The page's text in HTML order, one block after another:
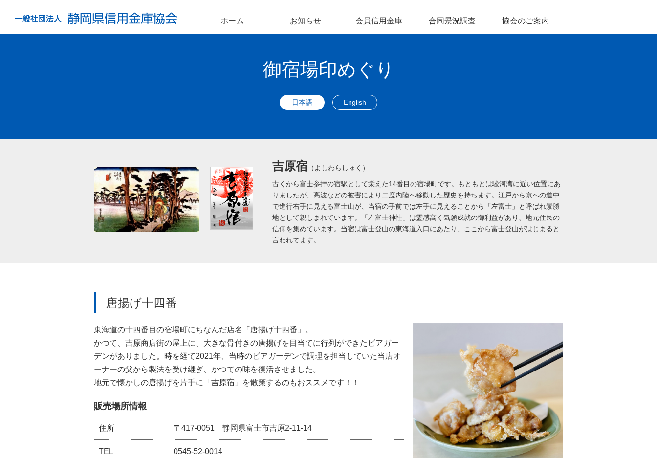
ホーム お知らせ 会員信用金庫 合同景況調査 協会のご案内
御宿場印めぐり
日本語 English
吉原宿 （よしわらしゅく）
古くから富士参拝の宿駅として栄えた14番目の宿場町です。もともとは駿河湾に近い位置にあ
りましたが、高波などの被害により二度内陸へ移動した歴史を持ちます。江戸から京への道中
で進行右手に見える富士山が、当宿の手前では左手に見えることから「左富士」と呼ばれ景勝
地として親しまれています。「左富士神社」は霊感高く気願成就の御利益があり、地元住民の
信仰を集めています。当宿は富士登山の東海道入口にあたり、ここから富士登山がはじまると
言われてます。
唐揚げ十四番
東海道の十四番目の宿場町にちなんだ店名「唐揚げ十四番」。
かつて、吉原商店街の屋上に、大きな骨付きの唐揚げを目当てに行列ができたビアガー
デンがありました。時を経て2021年、当時のビアガーデンで調理を担当していた当店オ
ーナーの父から製法を受け継ぎ、かつての味を復活させました。
地元で懐かしの唐揚げを片手に「吉原宿」を散策するのもおススメです！！
販売場所情報
住所 〒417-0051 静岡県富士市吉原2-11-14
TEL 0545-52-0014